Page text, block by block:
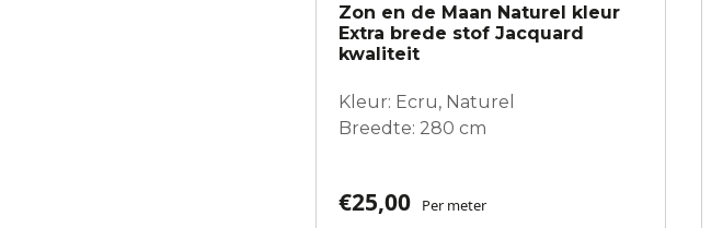
Zon en de Maan Naturel kleur
Extra brede stof Jacquard
kwaliteit
Kleur: Ecru, Naturel
Breedte: 280 cm
€25,00 Per meter